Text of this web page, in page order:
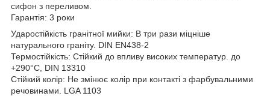
сифон з переливом.
Гарантія: 3 роки
Ударостійкість гранітної мийки: В три рази міцніше
натурального граніту. DIN EN438-2
Термостійкість: Стійкий до впливу високих температур. до
+290°C, DIN 13310
Стійкий колір: Не змінює колір при контакті з фарбувальними
речовинами. LGA 1103